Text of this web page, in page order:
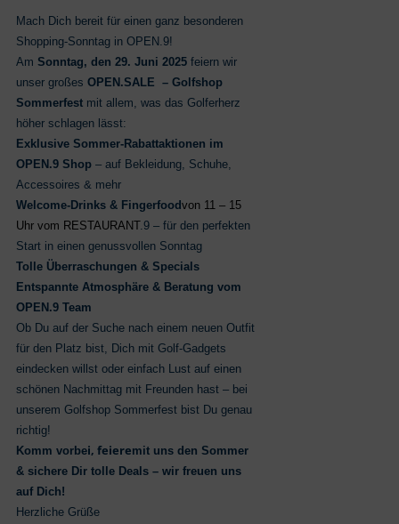
Mach Dich bereit für einen ganz besonderen
Shopping-Sonntag in OPEN.9!
Am Sonntag, den 29. Juni 2025feiern wir
unser großes OPEN.SALE – Golfshop
Sommerfestmit allem, was das Golferherz
höher schlagen lässt:
Exklusive Sommer-Rabattaktionen im
OPEN.9 Shop– auf Bekleidung, Schuhe,
Accessoires & mehr
Welcome-Drinks & Fingerfood von 11 – 15
Uhr vom RESTAURANT.9 – für den perfekten
Start in einen genussvollen Sonntag
Tolle Überraschungen & Specials
Entspannte Atmosphäre & Beratung vom
OPEN.9 Team
Ob Du auf der Suche nach einem neuen Outfit
für den Platz bist, Dich mit Golf-Gadgets
eindecken willst oder einfach Lust auf einen
schönen Nachmittag mit Freunden hast – bei
unserem Golfshop Sommerfest bist Du genau
richtig!
Komm vorbei, feieremit uns den Sommer
& sichere Dir tolle Deals – wir freuen uns
auf Dich!
Herzliche Grüße